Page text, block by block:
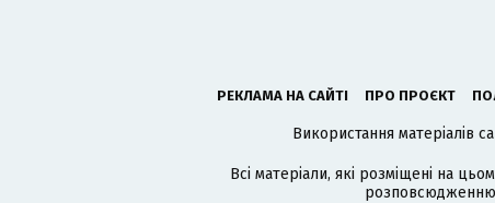
РЕКЛАМА НА САЙТІ ПРО ПРОЄКТ
Використання матеріалів
Всі матеріали, які розміщені на
розповсюдженню